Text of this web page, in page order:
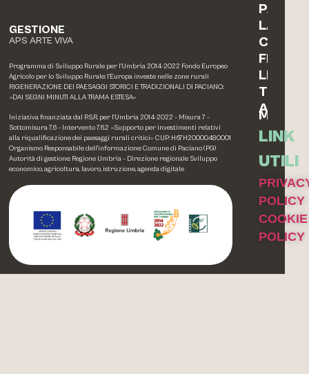
GESTIONE
APS ARTE VIVA
Programma di Sviluppo Rurale per l’Umbria 2014-2022 Fondo Europeo
Agricolo per lo Sviluppo Rurale: l’Europa investe nelle zone rurali
RIGENERAZIONE DEI PAESAGGI STORICI E TRADIZIONALI DI PACIANO:
«DAI SEGNI MINUTI ALLA TRAMA ESTESA»
Iniziativa finanziata dal P.S.R. per l’Umbria 2014-2022 – Misura 7 –
Sottomisura 7.6 – Intervento 7.6.2 «Supporto per investimenti relativi
alla riqualificazione dei paesaggi rurali critici» CUP: H67H20000480001
Organismo Responsabile dell’informazione: Comune di Paciano (PG)
Autorità di gestione: Regione Umbria – Direzione regionale Sviluppo
economico, agricoltura, lavoro, istruzione, agenda digitale
COTTO
FERRO
LEGNO
ALTRE
LINK
UTILI
POLICY
COOKIE
POLICY